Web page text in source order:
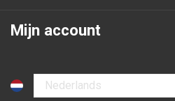
Mijn account
Selecteer taal